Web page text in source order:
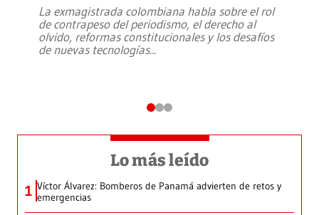
La exmagistrada colombiana habla sobre el rol
de contrapeso del periodismo, el derecho al
olvido, reformas constitucionales y los desafíos
de nuevas tecnologías...
Lo más leído
1 Víctor Álvarez: Bomberos de Panamá advierten de retos y
emergencias